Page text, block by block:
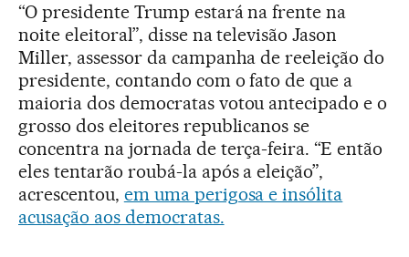
“O presidente Trump estará na frente na
noite eleitoral”, disse na televisão Jason
Miller, assessor da campanha de reeleição do
presidente, contando com o fato de que a
maioria dos democratas votou antecipado e o
grosso dos eleitores republicanos se
concentra na jornada de terça-feira. “E então
eles tentarão roubá-la após a eleição”,
acrescentou, em uma perigosa e insólita
acusação aos democratas.